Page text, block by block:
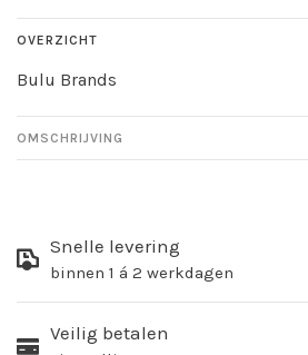
OVERZICHT
Bulu Brands
OMSCHRIJVING
Snelle levering
binnen 1 á 2 werkdagen
Veilig betalen